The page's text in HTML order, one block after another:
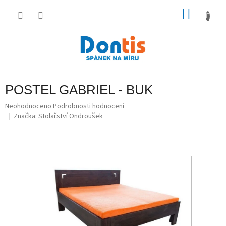
POSTEL GABRIEL - BUK
Průměrné
hodnocení
Neohodnoceno Podrobnosti hodnocení
Značka: Stolařství Ondroušek